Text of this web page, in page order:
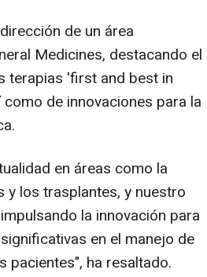
de un área
Medicines, destacando el
terapias 'first and best in
de innovaciones para la
en áreas como la
y los trasplantes, y nuestro
la innovación para
en el manejo de
pacientes", ha resaltado.